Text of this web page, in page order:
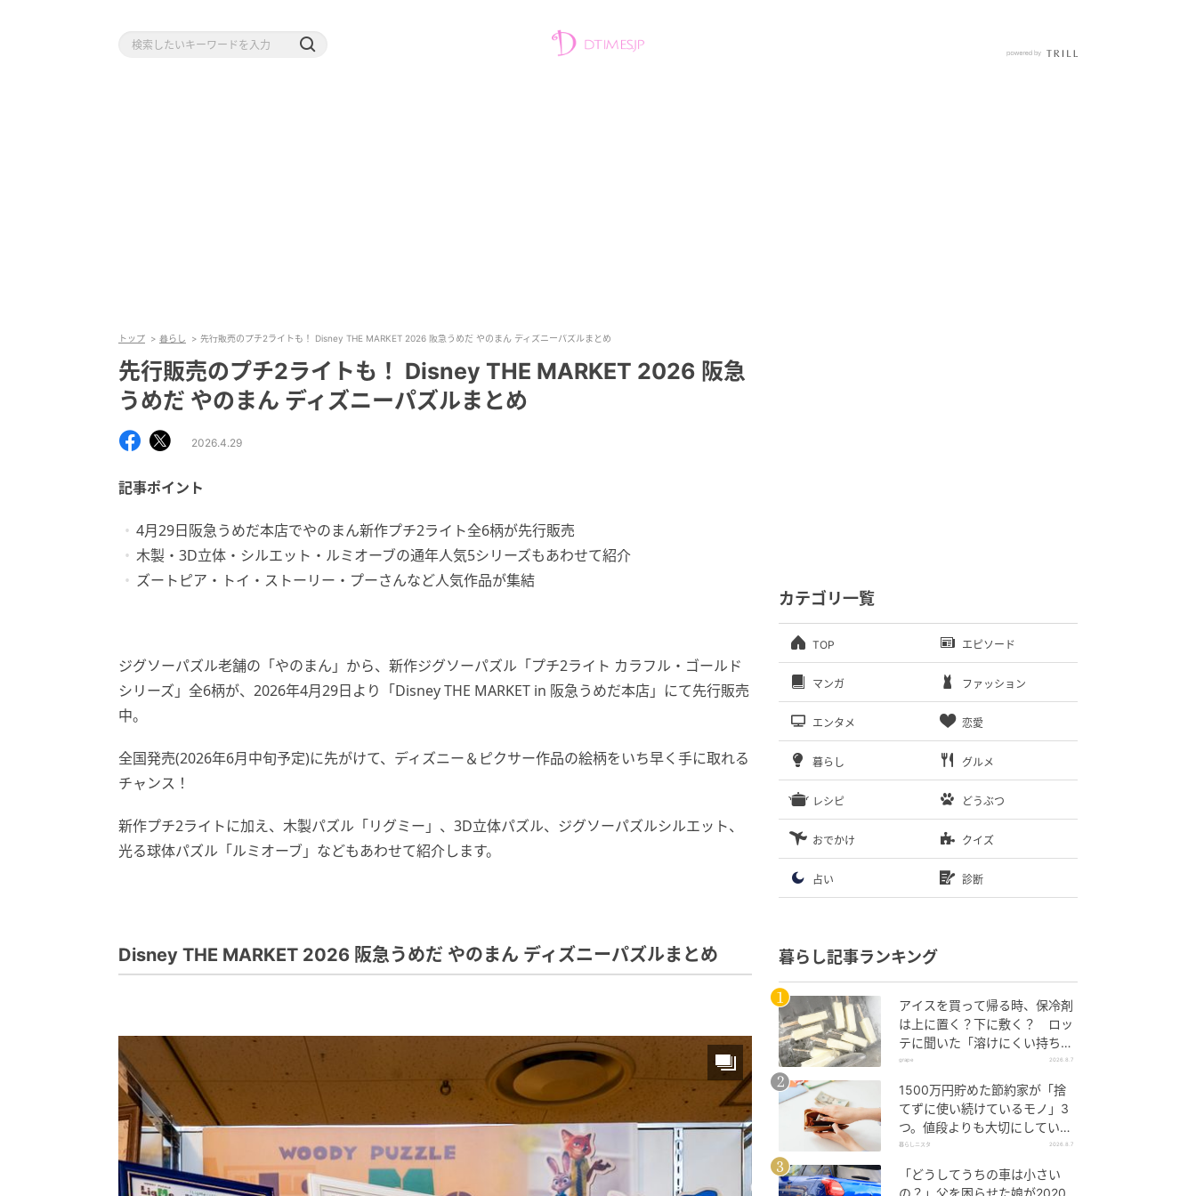
トップ 暮らし 先行販売のプチ2ライトも！ Disney THE MARKET 2026 阪急うめだ やのまん ディズニーパズルまとめ
先行販売のプチ2ライトも！ Disney THE MARKET 2026 阪急
うめだ やのまん ディズニーパズルまとめ
2026.4.29
記事ポイント
4月29日阪急うめだ本店でやのまん新作プチ2ライト全6柄が先行販売
木製・3D立体・シルエット・ルミオーブの通年人気5シリーズもあわせて紹介
ズートピア・トイ・ストーリー・プーさんなど人気作品が集結
ジグソーパズル老舗の「やのまん」から、新作ジグソーパズル「プチ2ライト カラフル・ゴールド
シリーズ」全6柄が、2026年4月29日より「Disney THE MARKET in 阪急うめだ本店」にて先行販売
中。
全国発売(2026年6月中旬予定)に先がけて、ディズニー＆ピクサー作品の絵柄をいち早く手に取れる
チャンス！
新作プチ2ライトに加え、木製パズル「リグミー」、3D立体パズル、ジグソーパズルシルエット、
光る球体パズル「ルミオーブ」などもあわせて紹介します。
Disney THE MARKET 2026 阪急うめだ やのまん ディズニーパズルまとめ
カテゴリ一覧
TOP エピソード
マンガ ファッション
エンタメ 恋愛
暮らし グルメ
レシピ どうぶつ
おでかけ クイズ
占い 診断
暮らし記事ランキング
アイスを買って帰る時、保冷剤
は上に置く？下に敷く？ ロッ
テに聞いた「溶けにくい持ち帰
り方」
grape 2026.8.7
1500万円貯めた節約家が「捨
てずに使い続けているモノ」3
つ。値段よりも大切にしている
こと
暮らしニスタ 2026.8.7
「どうしてうちの車は小さい
の？」父を困らせた娘が2020